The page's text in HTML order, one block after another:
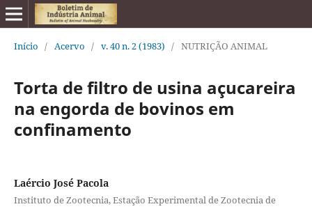
Início / Acervo / v. 40 n. 2 (1983) / NUTRIÇÃO ANIMAL
Torta de filtro de usina açucareira
na engorda de bovinos em
confinamento
Laércio José Pacola
Instituto de Zootecnia, Estação Experimental de Zootecnia de